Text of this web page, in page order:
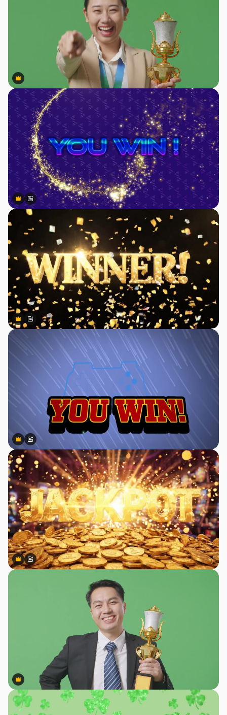
Premium
Premium
Premium
Premium
สร้างขึ้นโดย AI
Premium
Premium
สร้างขึ้นโดย AI
Premium
Premium
สร้างขึ้นโดย AI
Premium
Premium
สร้างขึ้นโดย AI
Premium
Premium